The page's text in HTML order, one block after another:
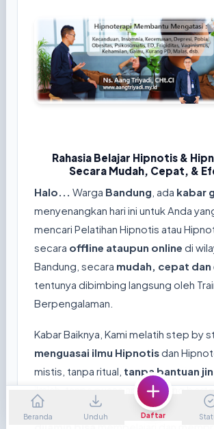
Rahasia Belajar Hipnotis &
Secara Mudah, Cepat, &
Halo... Warga Bandung , ada kabar
menyenangkan hari ini untuk Anda
mencari Pelatihan Hipnotis atau
secara offline ataupun online di
Bandung, secara mudah, cepat
tentunya dibimbing langsung oleh
Berpengalaman.
Kabar Baiknya, Kami melatih step by
menguasai ilmu Hipnotisdan
mistis, tanpa ritual, tanpa bantuan jin,
ilmiah, tanpa puasa apalagi yang
dengan agama tertentu, Hanya dalam
Beranda Unduh Daftar